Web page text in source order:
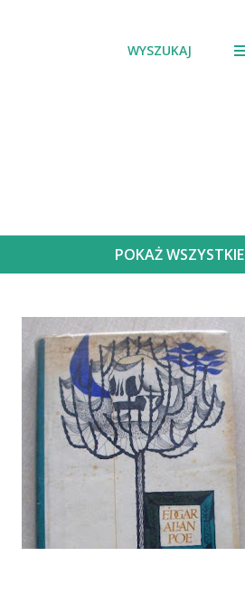
WYSZUKAJ
POKAŻ WSZYSTKIE